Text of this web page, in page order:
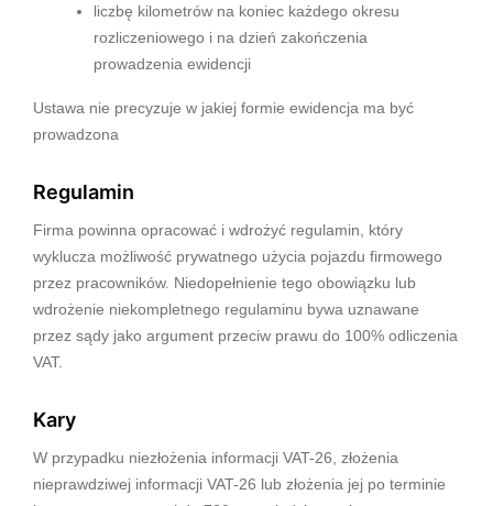
liczbę kilometrów na koniec każdego okresu
rozliczeniowego i na dzień zakończenia
prowadzenia ewidencji
Ustawa nie precyzuje w jakiej formie ewidencja ma być
prowadzona
Regulamin
Firma powinna opracować i wdrożyć regulamin, który
wyklucza możliwość prywatnego użycia pojazdu firmowego
przez pracowników. Niedopełnienie tego obowiązku lub
wdrożenie niekompletnego regulaminu bywa uznawane
przez sądy jako argument przeciw prawu do 100% odliczenia
VAT.
Kary
W przypadku niezłożenia informacji VAT-26, złożenia
nieprawdziwej informacji VAT-26 lub złożenia jej po terminie